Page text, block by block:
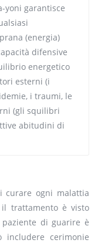
yoni garantisce
(energia)
difensive
energetico
esterni (i
i traumi, le
(gli squilibri
abitudini di
ogni malattia
trattamento è visto
di guarire è
includere cerimonie